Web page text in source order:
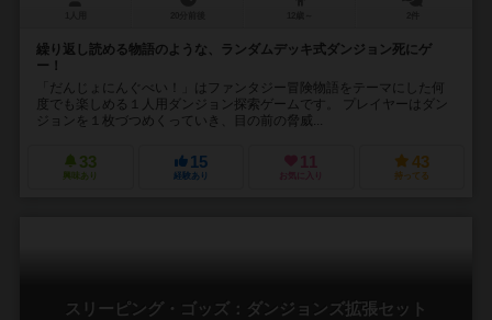
繰り返し読める物語のような、ランダムデッキ式ダンジョン死にゲ
ー！
「だんじょにんぐべい！」はファンタジー冒険物語をテーマにした何
度でも楽しめる１人用ダンジョン探索ゲームです。 プレイヤーはダン
ジョンを１枚づつめくっていき、目の前の脅威...
33
興味あり
15
経験あり
11
お気に入り
43
持ってる
スリーピング・ゴッズ：ダンジョンズ拡張セット